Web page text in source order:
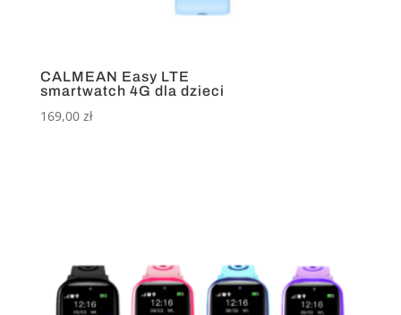
CALMEAN Easy LTE
smartwatch 4G dla dzieci
169,00 zł